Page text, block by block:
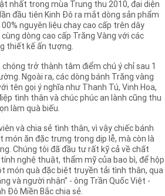
nhất trong mùa Trung thu 2010, đại diện
đầu tiên Kinh Đô ra mắt dòng sản phẩm
nguyên liệu chay cao cấp trên dây
dòng cao cấp Trăng Vàng với các
thiết kế ấn tượng.
trở thành tâm điểm chú ý chỉ sau 1
Ngoài ra, các dòng bánh Trăng vàng
tên gọi ý nghĩa như Thanh Tú, Vinh Hoa,
tình thân và chúc phúc an lành cũng thu
làm quà biếu.
và chia sẻ tình thân, vì vậy chiếc bánh
món ăn đặc trưng trong dịp lễ, mà còn là
Chúng tôi đã đầu tư rất kỹ cả về chất
nghệ thuật, thẩm mỹ của bao bì, để hộp
món quà đặc biệt truyền tải tình thân, qua
và người nhận” - ông Trần Quốc Việt -
Đô Miền Bắc chia sẻ.